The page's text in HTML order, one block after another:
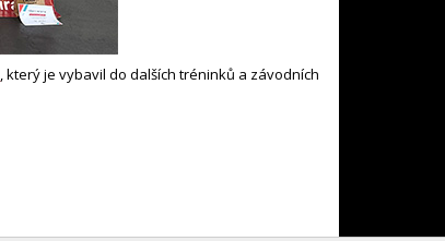
, který je vybavil do dalších tréninků a závodních